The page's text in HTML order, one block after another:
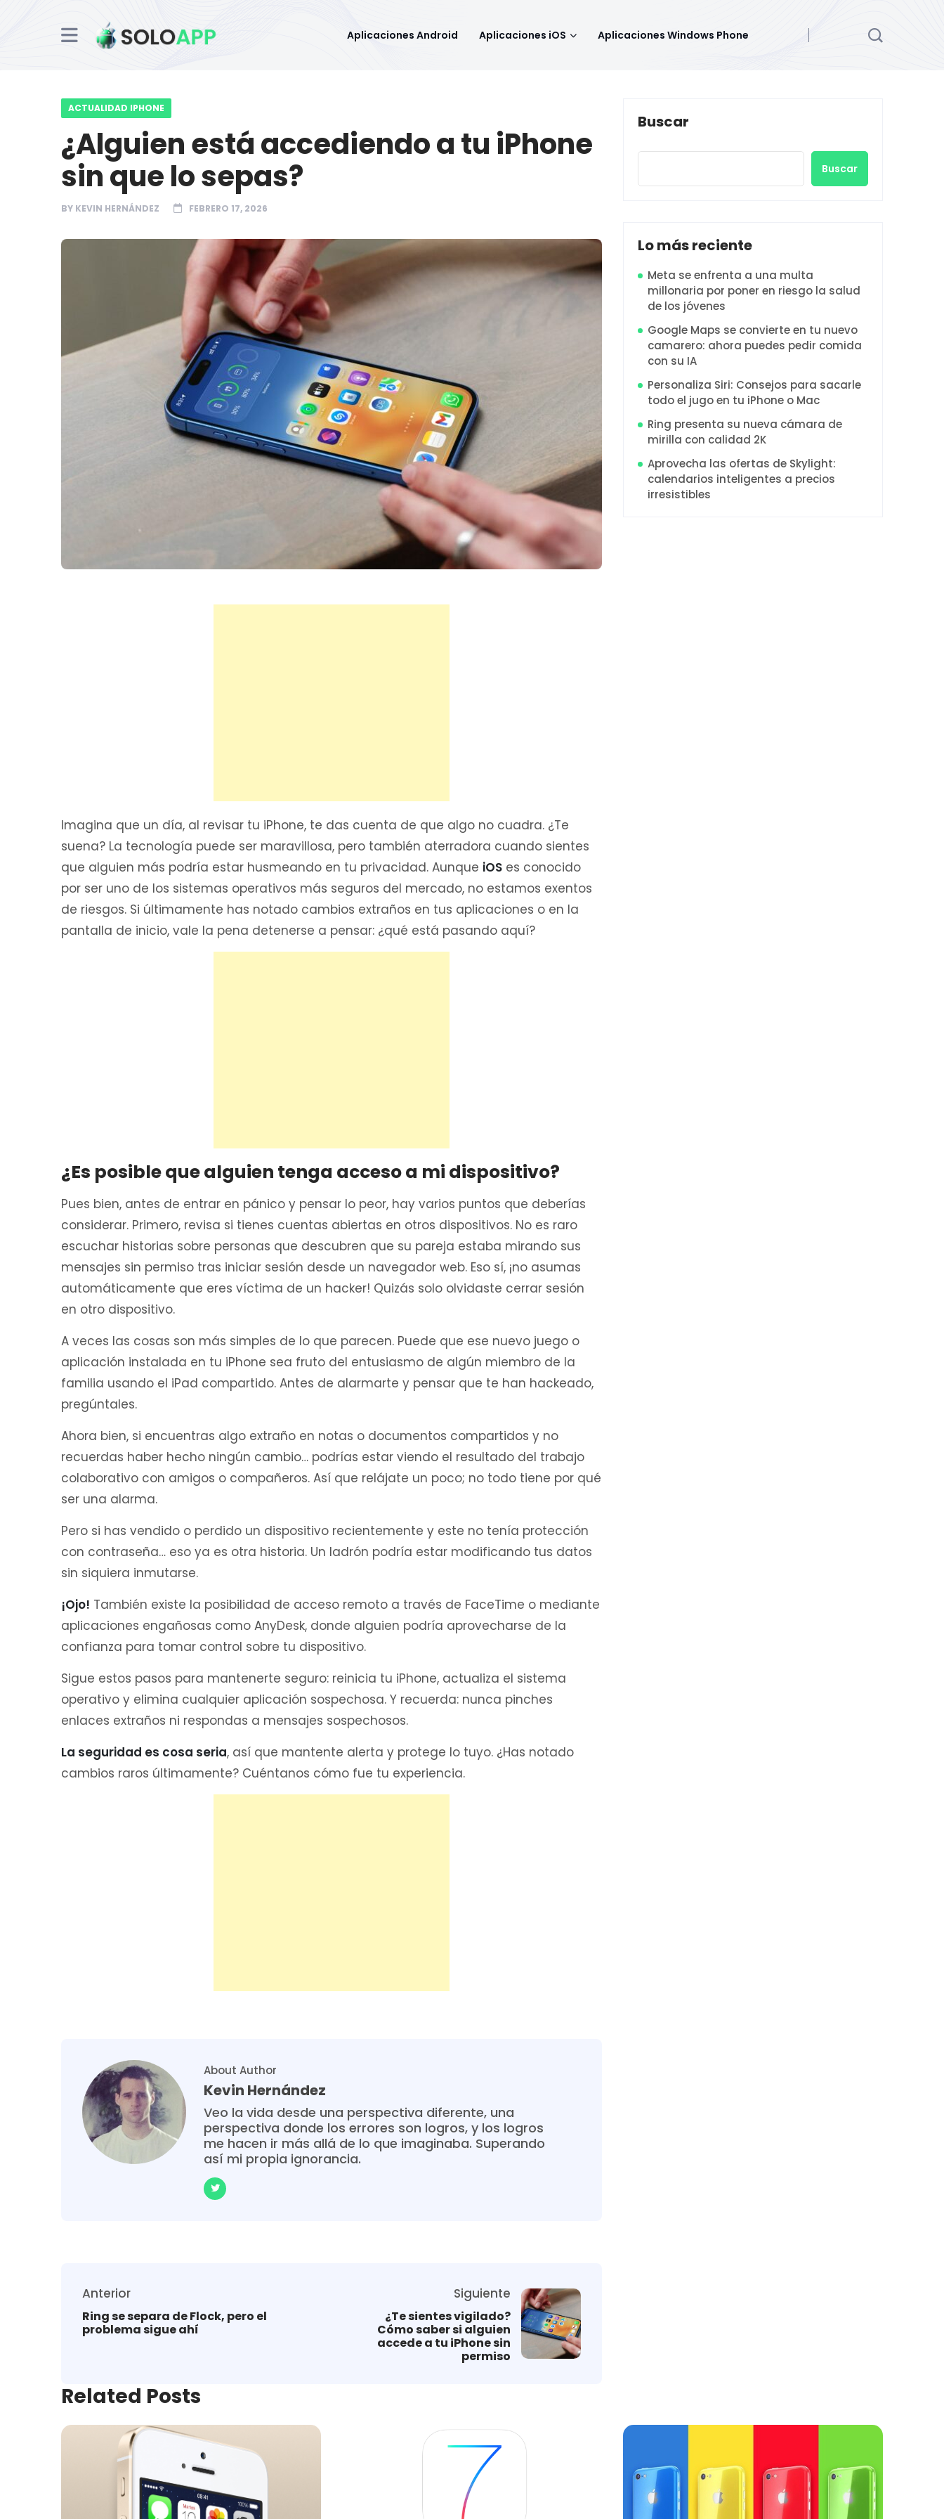
Aplicaciones Android Aplicaciones iOS Aplicaciones Windows Phone
ACTUALIDAD IPHONE
¿Alguien está accediendo a tu iPhone
sin que lo sepas?
BY KEVIN HERNÁNDEZ FEBRERO 17, 2026
Imagina que un día, al revisar tu iPhone, te das cuenta de que algo no cuadra. ¿Te
suena? La tecnología puede ser maravillosa, pero también aterradora cuando sientes
que alguien más podría estar husmeando en tu privacidad. Aunque iOS es conocido
por ser uno de los sistemas operativos más seguros del mercado, no estamos exentos
de riesgos. Si últimamente has notado cambios extraños en tus aplicaciones o en la
pantalla de inicio, vale la pena detenerse a pensar: ¿qué está pasando aquí?
¿Es posible que alguien tenga acceso a mi dispositivo?
Pues bien, antes de entrar en pánico y pensar lo peor, hay varios puntos que deberías
considerar. Primero, revisa si tienes cuentas abiertas en otros dispositivos. No es raro
escuchar historias sobre personas que descubren que su pareja estaba mirando sus
mensajes sin permiso tras iniciar sesión desde un navegador web. Eso sí, ¡no asumas
automáticamente que eres víctima de un hacker! Quizás solo olvidaste cerrar sesión
en otro dispositivo.
A veces las cosas son más simples de lo que parecen. Puede que ese nuevo juego o
aplicación instalada en tu iPhone sea fruto del entusiasmo de algún miembro de la
familia usando el iPad compartido. Antes de alarmarte y pensar que te han hackeado,
pregúntales.
Ahora bien, si encuentras algo extraño en notas o documentos compartidos y no
recuerdas haber hecho ningún cambio… podrías estar viendo el resultado del trabajo
colaborativo con amigos o compañeros. Así que relájate un poco; no todo tiene por qué
ser una alarma.
Pero si has vendido o perdido un dispositivo recientemente y este no tenía protección
con contraseña… eso ya es otra historia. Un ladrón podría estar modificando tus datos
sin siquiera inmutarse.
¡Ojo! También existe la posibilidad de acceso remoto a través de FaceTime o mediante
aplicaciones engañosas como AnyDesk, donde alguien podría aprovecharse de la
confianza para tomar control sobre tu dispositivo.
Sigue estos pasos para mantenerte seguro: reinicia tu iPhone, actualiza el sistema
operativo y elimina cualquier aplicación sospechosa. Y recuerda: nunca pinches
enlaces extraños ni respondas a mensajes sospechosos.
La seguridad es cosa seria, así que mantente alerta y protege lo tuyo. ¿Has notado
cambios raros últimamente? Cuéntanos cómo fue tu experiencia.
About Author
Kevin Hernández
Veo la vida desde una perspectiva diferente, una
perspectiva donde los errores son logros, y los logros
me hacen ir más allá de lo que imaginaba. Superando
así mi propia ignorancia.
Anterior
Ring se separa de Flock, pero el
problema sigue ahí
Siguiente
¿Te sientes vigilado?
Cómo saber si alguien
accede a tu iPhone sin
permiso
Buscar
Buscar
Lo más reciente
Meta se enfrenta a una multa
millonaria por poner en riesgo la salud
de los jóvenes
Google Maps se convierte en tu nuevo
camarero: ahora puedes pedir comida
con su IA
Personaliza Siri: Consejos para sacarle
todo el jugo en tu iPhone o Mac
Ring presenta su nueva cámara de
mirilla con calidad 2K
Aprovecha las ofertas de Skylight:
calendarios inteligentes a precios
irresistibles
Related Posts